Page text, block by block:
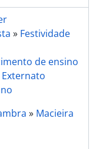
» Festividade
de ensino
Externato
» Macieira